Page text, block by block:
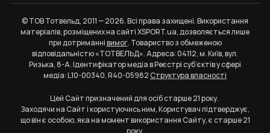
© ТОВ Тотвельд, 2011 — 2026. Всі права захищені. Використання
матеріалів, розміщених на сайті XSPORT.ua, дозволяється лише
при дотриманнівимог. Товариство з обмеженою
відповідальністю «ТОТВЕЛЬД». Адреса: 04112, м. Київ, вул.
Ризька, 8-А. Ідентифікатор медіа в Реєстрі суб’єктів у сфері
медіа: L10-00340, R40-05982Структура власності
Цей Сайт призначений для осіб старше 21 року.
Заходячи на Сайт і користуючись ним, Користувач підтверджує,
що він є особою, яка на момент використання Сайту, є старше 21